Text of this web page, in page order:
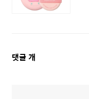
댓
댓글 개